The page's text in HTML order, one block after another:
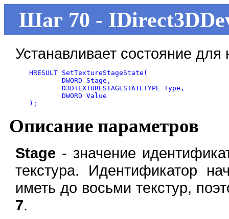
Шаг 70 -
Устанавливает состояние для
HRESULT SetTextureStageState(
);
Описание параметров
Stage - значение
текстура. Идентификатор
иметь до восьми текстур,
7.